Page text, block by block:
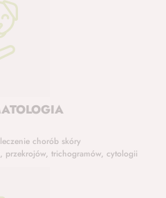
chorób skóry
przekrojów, trichogramów, cytologii